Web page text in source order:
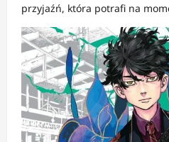
przyjaźń, która potrafi na